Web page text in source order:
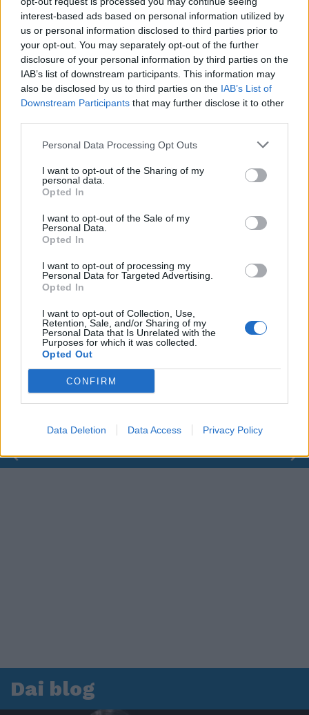
interest-based ads based on personal information utilized by
us or personal information disclosed to third parties prior to
your opt-out. You may separately opt-out of the further
disclosure of your personal information by third parties on the
IAB’s list of downstream participants. This information may
also be disclosed by us to third parties on the IAB’s List of
Downstream Participants that may further disclose it to other
Personal Data Processing Opt Outs
I want to opt-out of the Sharing of my
personal data.
Opted In
I want to opt-out of the Sale of my
Personal Data.
Opted In
I want to opt-out of processing my
Personal Data for Targeted Advertising.
Opted In
I want to opt-out of Collection, Use,
Retention, Sale, and/or Sharing of my
Personal Data that Is Unrelated with the
Purposes for which it was collected.
Opted Out
CONFIRM
Data Deletion Data Access Privacy Policy
00:00
Leonardo Maria Del Vecchio dall'ex compagna
in ospedale. Le dichiarazioni ai giornalisti
Dai blog